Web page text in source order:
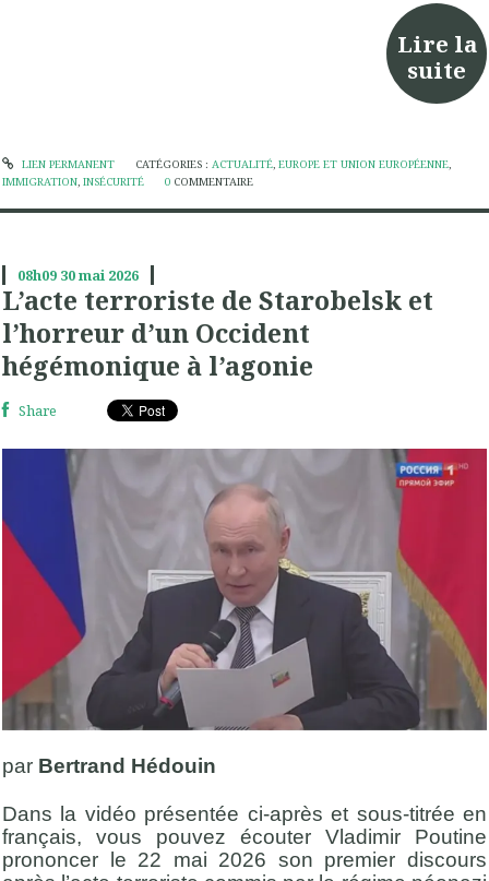
Lire la
suite
LIEN PERMANENT CATÉGORIES : ACTUALITÉ, EUROPE ET UNION EUROPÉENNE,
IMMIGRATION, INSÉCURITÉ 0 COMMENTAIRE
08h09 30mai 2026
L’acte terroriste de Starobelsk et
l’horreur d’un Occident
hégémonique à l’agonie
Share
par Bertrand Hédouin
Dans la vidéo présentée ci-après et sous-titrée en
français, vous pouvez écouter Vladimir Poutine
prononcer le 22 mai 2026 son premier discours